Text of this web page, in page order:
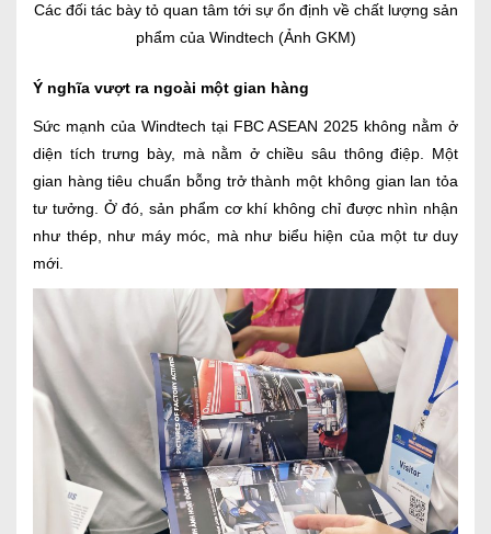
Các đối tác bày tỏ quan tâm tới sự ổn định về chất lượng sản
phẩm của Windtech (Ảnh GKM)
Ý nghĩa vượt ra ngoài một gian hàng
Sức mạnh của Windtech tại FBC ASEAN 2025 không nằm ở
diện tích trưng bày, mà nằm ở chiều sâu thông điệp. Một
gian hàng tiêu chuẩn bỗng trở thành một không gian lan tỏa
tư tưởng. Ở đó, sản phẩm cơ khí không chỉ được nhìn nhận
như thép, như máy móc, mà như biểu hiện của một tư duy
mới.